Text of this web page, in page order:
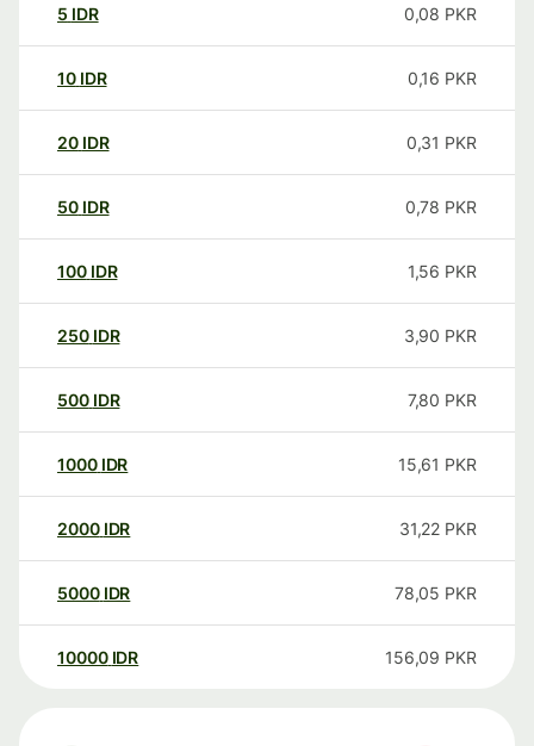
5 IDR 0,08 PKR
10 IDR 0,16 PKR
20 IDR 0,31 PKR
50 IDR 0,78 PKR
100 IDR 1,56 PKR
250 IDR 3,90 PKR
500 IDR 7,80 PKR
1000 IDR 15,61 PKR
2000 IDR 31,22 PKR
5000 IDR 78,05 PKR
10000 IDR 156,09 PKR